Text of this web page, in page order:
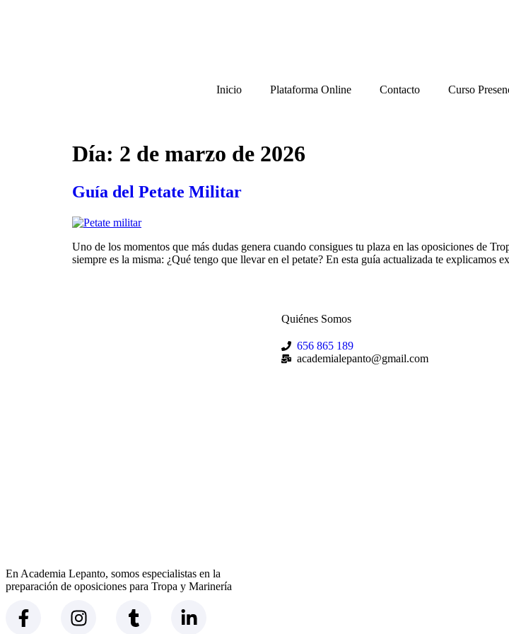
Inicio Plataforma Online Contacto Curso
Día: 2 de marzo de 2026
Guía del Petate Militar
Uno de los momentos que más dudas genera cuando consigues tu plaza en las oposiciones de
siempre es la misma: ¿Qué tengo que llevar en el petate? En esta guía actualizada te
En Academia Lepanto, somos especialistas en la
preparación de oposiciones para Tropa y Marinería
Quiénes Somos
656 865 189
academialepanto@gmail.com